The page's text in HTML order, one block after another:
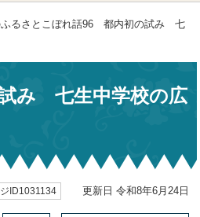
ふるさとこぼれ話96 都内初の試み 七
み 七生中学校の広
ID1031134 更新日 令和8年6月24日